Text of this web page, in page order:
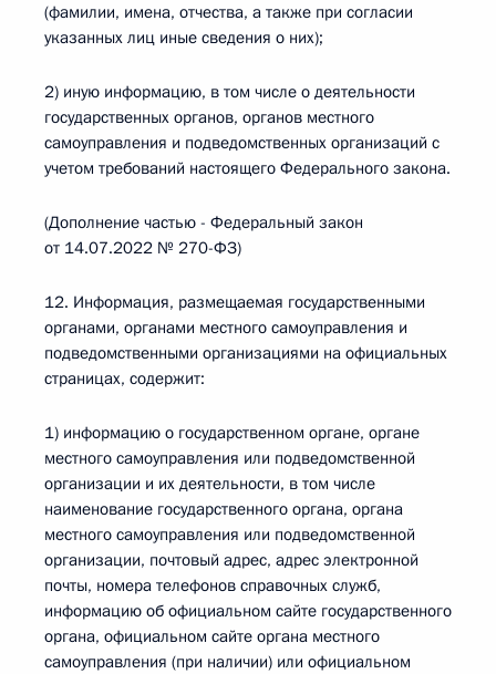
(фамилии, имена, отчества, а также при согласии
указанных лиц иные сведения о них);
2) иную информацию, в том числе о деятельности
государственных органов, органов местного
самоуправления и подведомственных организаций с
учетом требований настоящего Федерального закона.
(Дополнение частью - Федеральный закон
от 14.07.2022 № 270-ФЗ)
12. Информация, размещаемая государственными
органами, органами местного самоуправления и
подведомственными организациями на официальных
страницах, содержит:
1) информацию о государственном органе, органе
местного самоуправления или подведомственной
организации и их деятельности, в том числе
наименование государственного органа, органа
местного самоуправления или подведомственной
организации, почтовый адрес, адрес электронной
почты, номера телефонов справочных служб,
информацию об официальном сайте государственного
органа, официальном сайте органа местного
самоуправления (при наличии) или официальном